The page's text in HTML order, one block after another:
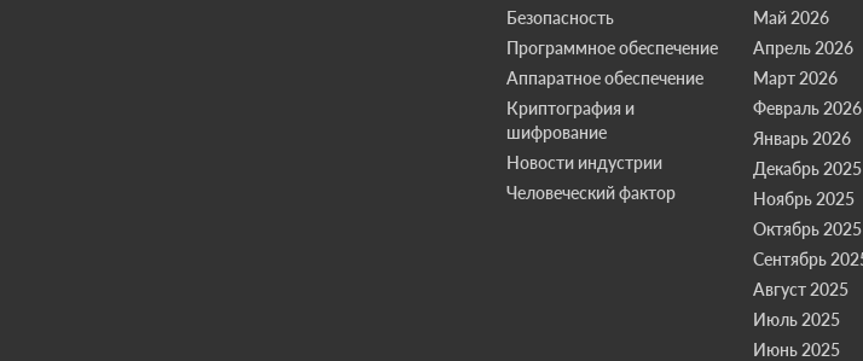
Безопасность
Программное обеспечение
Аппаратное обеспечение
Криптография и
шифрование
Новости индустрии
Человеческий фактор
Май 2026
Апрель 2026
Март 2026
Февраль 2026
Январь 2026
Декабрь 2025
Ноябрь 2025
Октябрь 2025
Сентябрь
Август 2025
Июль 2025
Июнь 2025